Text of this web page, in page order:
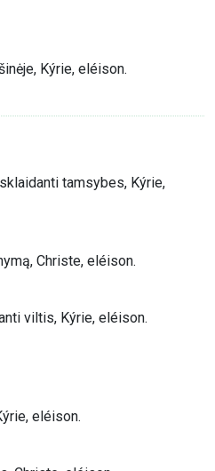
Kýrie, eléison.
tamsybes, Kýrie,
Christe, eléison.
viltis, Kýrie, eléison.
eléison.